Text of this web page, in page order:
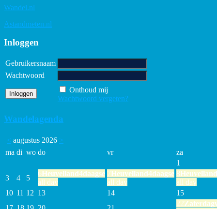
Wandel.nl
Astandmeten.nl
Inloggen
Gebruikersnaam
Wachtwoord
Onthoud mij
Wachtwoord vergeten?
Wandelagenda
< augustus 2026 >
ma di wo do vr
za
1
3
4 5
6Heuvelland4daagse
all day
7Heuvelland4daagse
all day
8
all day
10 11 12 13 14
15
22